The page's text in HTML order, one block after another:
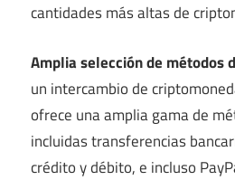
cantidades más altas de
Amplia selección de métodos
un intercambio de
ofrece una amplia gama de
incluidas transferencias
crédito y débito, e incluso